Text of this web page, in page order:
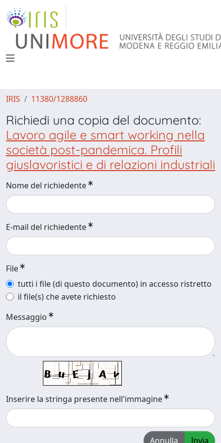
IRIS 11380/1288860
Richiedi una copia del documento:
Lavoro agile e smart working nella
società post-pandemica. Profili
giuslavoristici e di relazioni industriali
Nome del richiedente
E-mail del richiedente
File
tutti i file (di questo documento) in accesso ristretto
il file(s) che avete richiesto
Messaggio
Inserire la stringa presente nell'immagine
Annulla Invia